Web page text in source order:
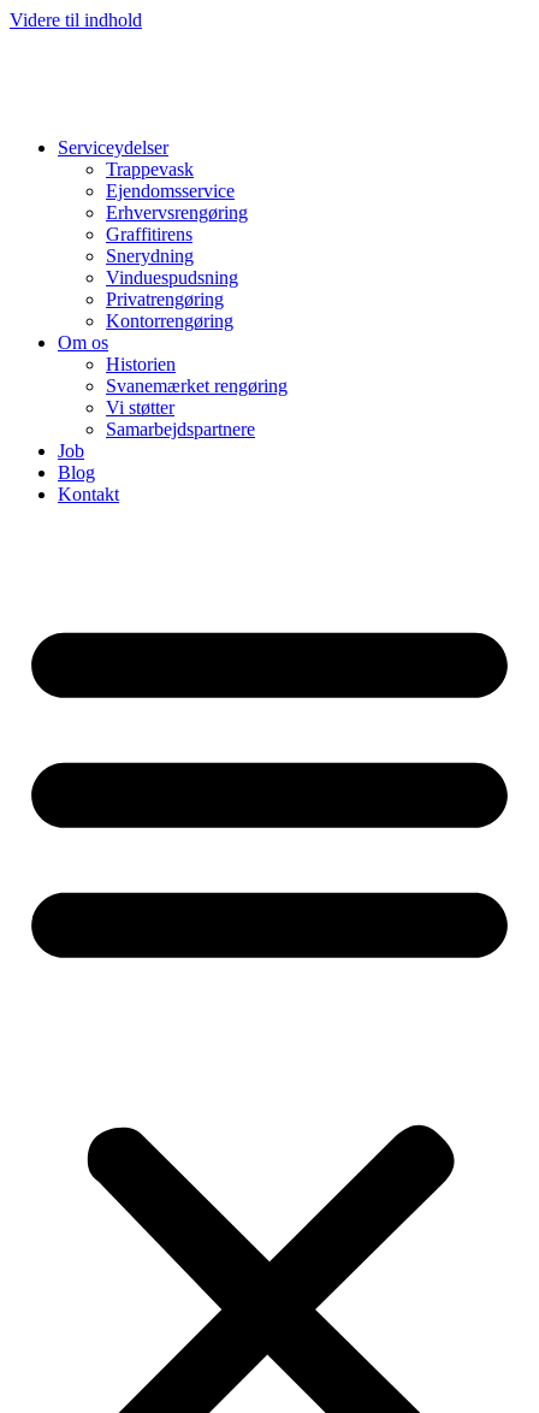
Videre til indhold
Serviceydelser
Trappevask
Ejendomsservice
Erhvervsrengøring
Graffitirens
Snerydning
Vinduespudsning
Privatrengøring
Kontorrengøring
Om os
Historien
Svanemærket rengøring
Vi støtter
Samarbejdspartnere
Job
Blog
Kontakt